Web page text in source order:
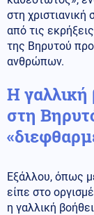
στη
από τις
της Βηρυτού
ανθρώπων.
Η γαλλική
στη
Εξάλλου, όπως
είπε στο
η γαλλική